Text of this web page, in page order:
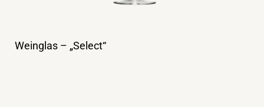
Weinglas – „Select“